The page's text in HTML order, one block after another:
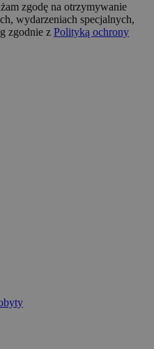
zgodę na otrzymywanie
wydarzeniach specjalnych,
zgodnie z Polityką ochrony